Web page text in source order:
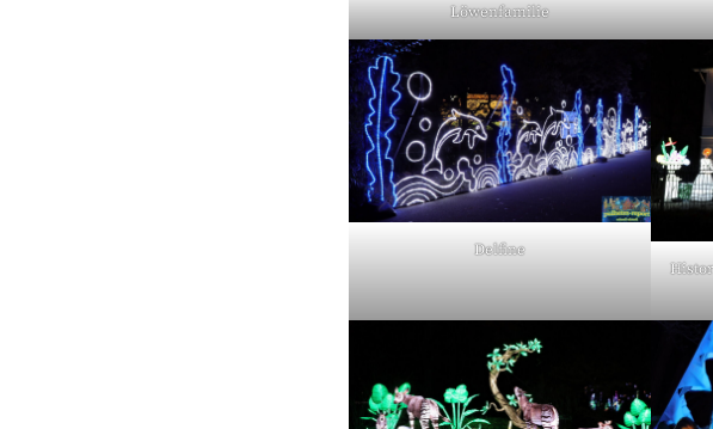
Löwenfamilie
Delfine